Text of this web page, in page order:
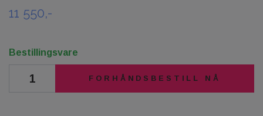
11 550,-
Bestillingsvare
FORHÅNDSBESTILL NÅ